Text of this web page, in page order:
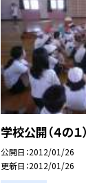
学校公開（４の１）
公開日 2012/01/26
更新日 2012/01/26